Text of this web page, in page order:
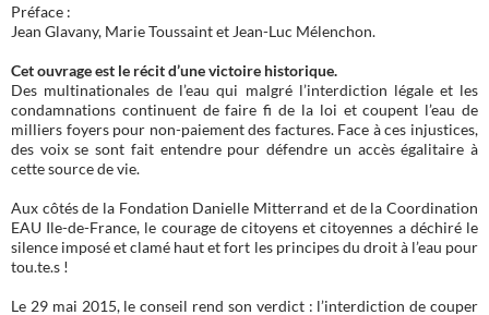
Préface :
Jean Glavany, Marie Toussaint et Jean-Luc Mélenchon.
Cet ouvrage est le récit d’une victoire historique.
Des multinationales de l’eau qui malgré l’interdiction légale et les
condamnations continuent de faire fi de la loi et coupent l’eau de
milliers foyers pour non-paiement des factures. Face à ces injustices,
des voix se sont fait entendre pour défendre un accès égalitaire à
cette source de vie.
Aux côtés de la Fondation Danielle Mitterrand et de la Coordination
EAU Ile-de-France, le courage de citoyens et citoyennes a déchiré le
silence imposé et clamé haut et fort les principes du droit à l’eau pour
tou.te.s !
Le 29 mai 2015, le conseil rend son verdict : l’interdiction de couper